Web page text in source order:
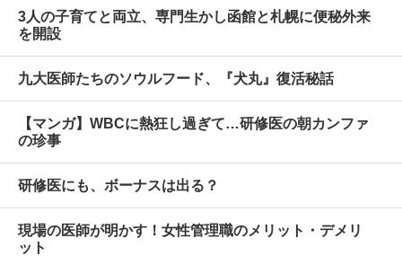
3人の子育てと両立、専門生かし函館と札幌に便秘外来
を開設
九大医師たちのソウルフード、『犬丸』復活秘話
【マンガ】WBCに熱狂し過ぎて…研修医の朝カンファ
の珍事
研修医にも、ボーナスは出る？
現場の医師が明かす！女性管理職のメリット・デメリ
ット